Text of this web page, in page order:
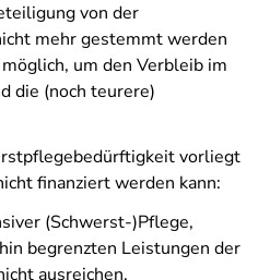
von der
mehr gestemmt werden
um den Verbleib im
die (noch teurere)
vorliegt
finanziert werden kann:
(Schwerst-)Pflege,
begrenzten Leistungen der
ausreichen.